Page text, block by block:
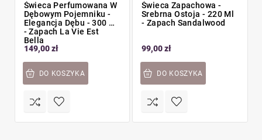
Świeca Perfumowana W
Dębowym Pojemniku -
Elegancja Dębu - 300 Ml
- Zapach La Vie Est
Bella
149,00 zł
DO KOSZYKA
Świeca Zapachowa -
Srebrna Ostoja - 220 Ml
- Zapach Sandalwood
99,00 zł
DO KOSZYKA